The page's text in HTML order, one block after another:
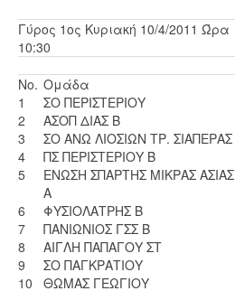
Γύρος 1ος Κυριακή 10/4/2011 Ώρα
10:30
No. Ομάδα
1
ΣΟ ΠΕΡΙΣΤΕΡΙΟΥ
2
ΑΣΟΠ ΔΙΑΣ Β
3
ΣΟ ΑΝΩ ΛΙΟΣΙΩΝ ΤΡ. ΣΙΑΠΕΡΑΣ
4
ΠΣ ΠΕΡΙΣΤΕΡΙΟΥ Β
5
ΕΝΩΣΗ ΣΠΑΡΤΗΣ ΜΙΚΡΑΣ ΑΣΙΑΣ
Α
6
ΦΥΣΙΟΛΑΤΡΗΣ Β
7
ΠΑΝΙΩΝΙΟΣ ΓΣΣ Β
8
ΑΙΓΛΗ ΠΑΠΑΓΟΥ ΣΤ
9
ΣΟ ΠΑΓΚΡΑΤΙΟΥ
10
ΘΩΜΑΣ ΓΕΩΓΙΟΥ